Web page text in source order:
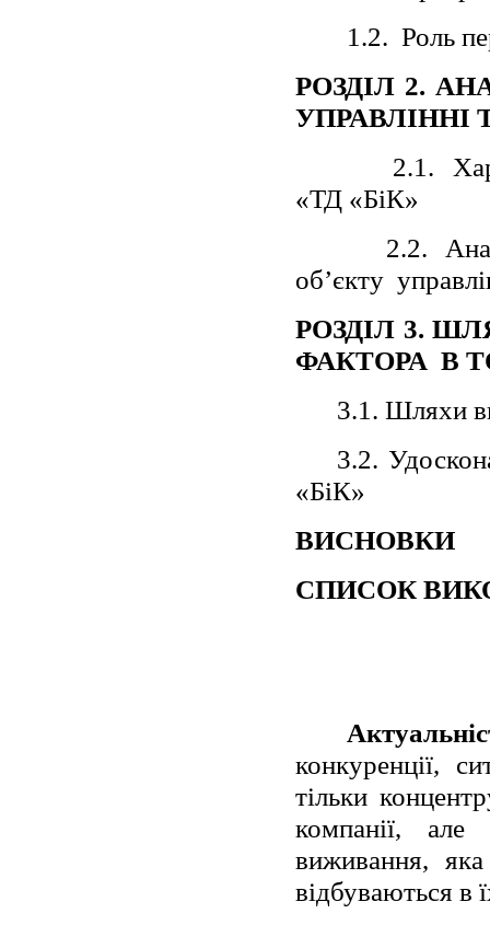
1.2. Роль
РОЗДІЛ 2.
УПРАВЛІННІ
2.1.
«ТД «БіК»
2.2.
об’єкту
РОЗДІЛ 3.
ФАКТОРА В
3.1. Шляхи
3.2.
«БіК»
ВИСНОВКИ
СПИСОК
конкуренції,
тільки
компанії, але
виживання,
відбуваються в